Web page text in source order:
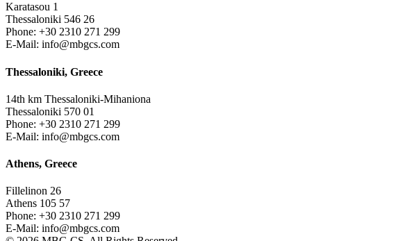
Karatasou 1
Thessaloniki 546 26
Phone: +30 2310 271 299
E-Mail: info@mbgcs.com
Thessaloniki, Greece
14th km Thessaloniki-Mihaniona
Thessaloniki 570 01
Phone: +30 2310 271 299
E-Mail: info@mbgcs.com
Athens, Greece
Fillelinon 26
Athens 105 57
Phone: +30 2310 271 299
E-Mail: info@mbgcs.com